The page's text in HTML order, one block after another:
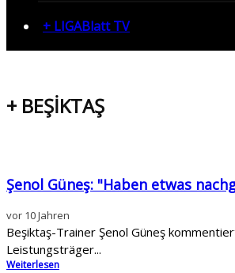
+ LIGABlatt TV
+ BEŞİKTAŞ
Şenol Güneş: "Haben etwas
vor 10 Jahren
Beşiktaş-Trainer Şenol Güneş
Leistungsträger...
Weiterlesen